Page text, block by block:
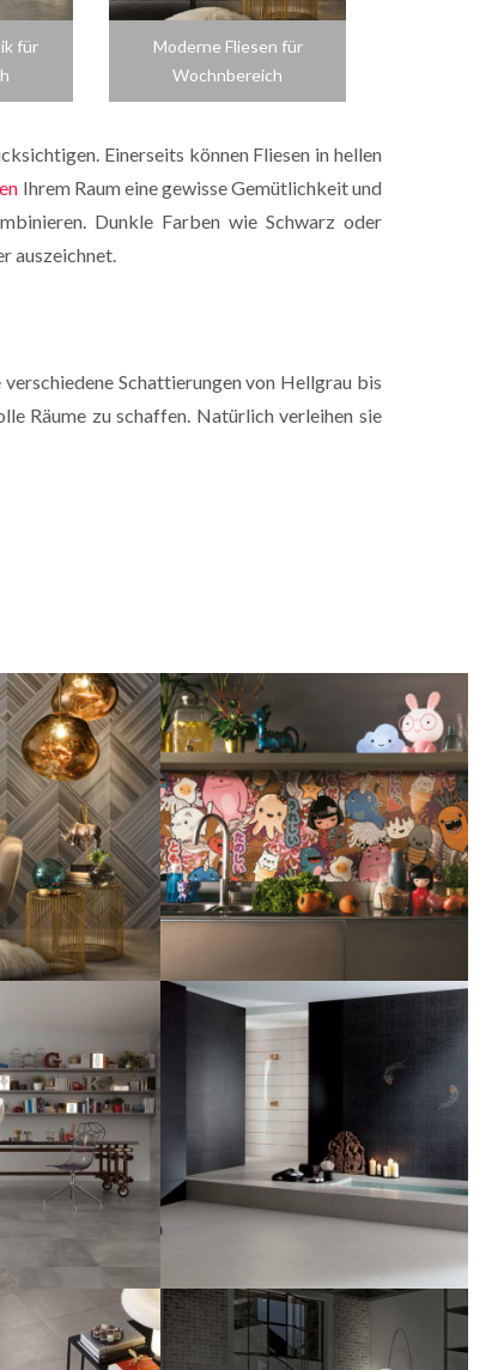
für
Moderne Fliesen für
Wochnbereich
Einerseits können Fliesen in hellen
Ihrem Raum eine gewisse Gemütlichkeit und
Dunkle Farben wie Schwarz oder
auszeichnet.
Schattierungen von Hellgrau bis
Räume zu schaffen. Natürlich verleihen sie